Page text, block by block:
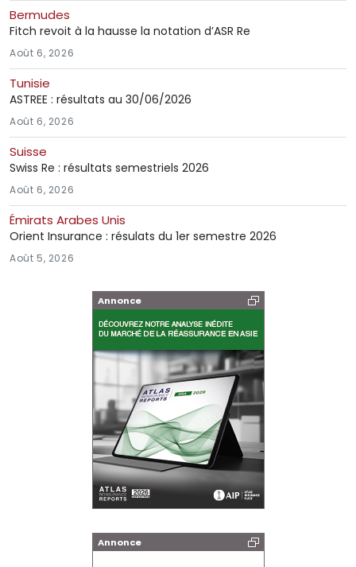
Bermudes
Fitch revoit à la hausse la notation d’ASR Re
Août 6, 2026
Tunisie
ASTREE : résultats au 30/06/2026
Août 6, 2026
Suisse
Swiss Re : résultats semestriels 2026
Août 6, 2026
Émirats Arabes Unis
Orient Insurance : résulats du 1er semestre 2026
Août 5, 2026
Annonce
Annonce